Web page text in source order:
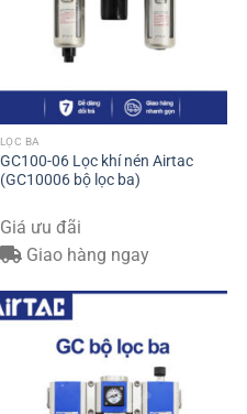
LỌC BA
GC100-06 Lọc khí nén Airtac
(GC10006 bộ lọc ba)
Giá ưu đãi
Giao hàng ngay